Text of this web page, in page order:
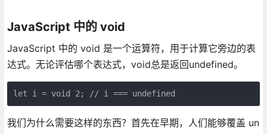
JavaScript 中的 void
JavaScript 中的 void 是一个运算符，用于计算它旁边的表
达式。无论评估哪个表达式，void总是返回undefined。
let i = void 2; // i === undefined
我们为什么需要这样的东西？首先在早期，人们能够覆盖 un